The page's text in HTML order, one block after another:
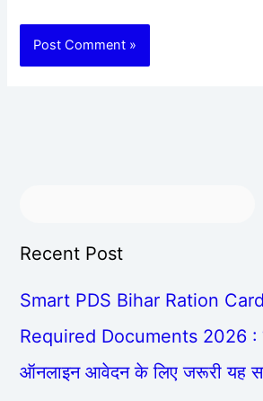
Recent Post
Smart PDS Bihar Ration
Required Documents 2026 :
ऑनलाइन आवेदन के लिए जरूरी यह